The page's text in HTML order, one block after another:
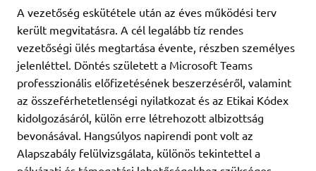
A vezetőség eskütétele után az éves működési terv
került megvitatásra. A cél legalább tíz rendes
vezetőségi ülés megtartása évente, részben személyes
jelenléttel. Döntés született a Microsoft Teams
professzionális előfizetésének beszerzéséről, valamint
az összeférhetetlenségi nyilatkozat és az Etikai Kódex
kidolgozásáról, külön erre létrehozott albizottság
bevonásával. Hangsúlyos napirendi pont volt az
Alapszabály felülvizsgálata, különös tekintettel a